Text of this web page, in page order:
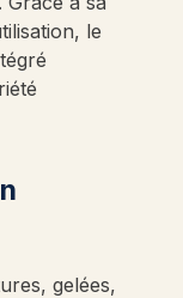
le
gelées,